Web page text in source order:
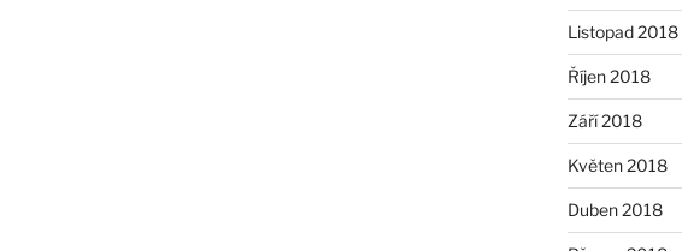
Listopad 2018
Říjen 2018
Září 2018
Květen 2018
Duben 2018